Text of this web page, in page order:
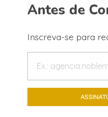
Antes de
Inscreva-se para